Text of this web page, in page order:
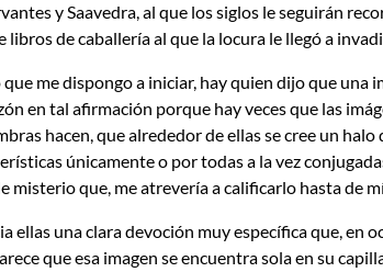
y Saavedra, al que los siglos le seguirán
de caballería al que la locura le llegó a
me dispongo a iniciar, hay quien dijo que una
en tal afirmación porque hay veces que las
hacen, que alrededor de ellas se cree un
únicamente o por todas a la vez
misterio que, me atrevería a calificarlo hasta de
ellas una clara devoción muy específica que, en
que esa imagen se encuentra sola en su